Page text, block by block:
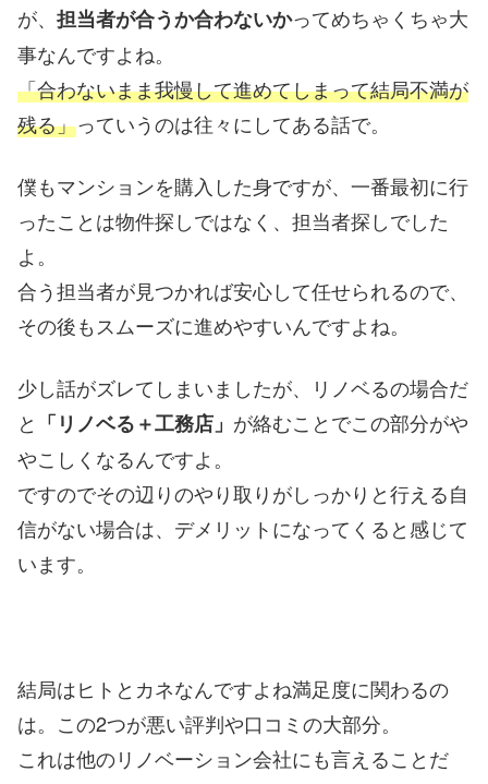
が、 担当者が合うか合わないかってめちゃくちゃ大
事なんですよね。
「合わないまま我慢して進めてしまって結局不満が
残る」っていうのは往々にしてある話で。
僕もマンションを購入した身ですが、一番最初に行
ったことは物件探しではなく、担当者探しでした
よ。
合う担当者が見つかれば安心して任せられるので、
その後もスムーズに進めやすいんですよね。
少し話がズレてしまいましたが、リノベるの場合だ
と 「リノベる＋工務店」 が絡むことでこの部分がや
やこしくなるんですよ。
ですのでその辺りのやり取りがしっかりと行える自
信がない場合は、デメリットになってくると感じて
います。
結局はヒトとカネなんですよね満足度に関わるの
は。この2つが悪い評判や口コミの大部分。
これは他のリノベーション会社にも言えることだ